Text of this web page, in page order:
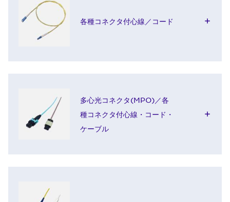
各種コネクタ付心線／コード
多心光コネクタ(MPO)／各
種コネクタ付心線・コード・
ケーブル